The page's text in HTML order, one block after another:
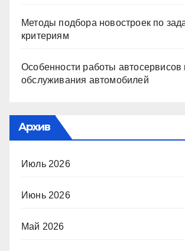
Методы подбора новостроек по
критериям
Особенности работы
обслуживания автомобилей
Архив
Июль 2026
Июнь 2026
Май 2026